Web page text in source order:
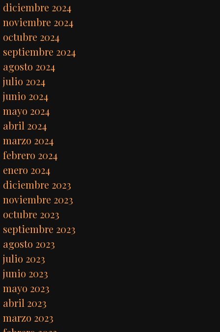
diciembre 2024
noviembre 2024
octubre 2024
septiembre 2024
agosto 2024
julio 2024
junio 2024
mayo 2024
abril 2024
marzo 2024
febrero 2024
enero 2024
diciembre 2023
noviembre 2023
octubre 2023
septiembre 2023
agosto 2023
julio 2023
junio 2023
mayo 2023
abril 2023
marzo 2023